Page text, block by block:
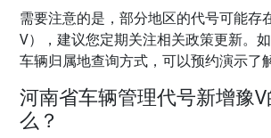
需要注意的是，部分地区的代号可能存
V），建议您定期关注相关政策更新。
车辆归属地查询方式，可以预约演示了
河南省车辆管理代号新增豫
么？